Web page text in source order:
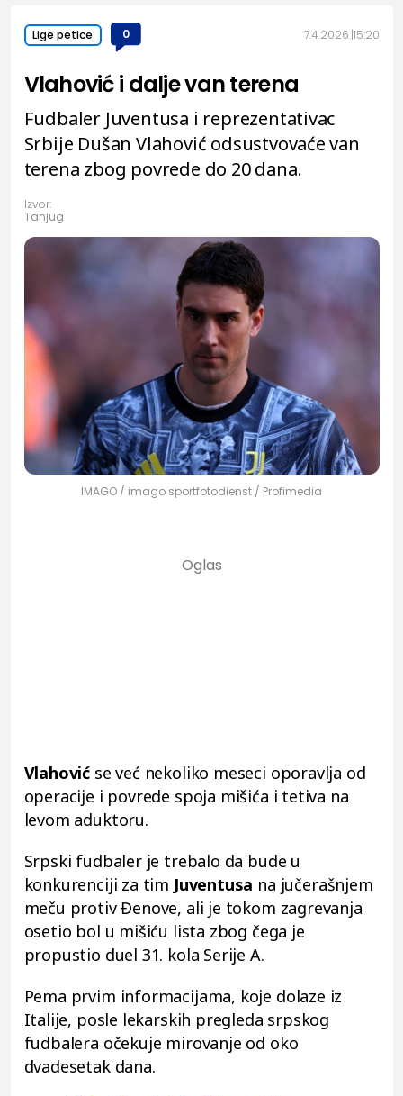
Lige petice 0 7.4.2026. 15:20
Vlahović i dalje van terena
Fudbaler Juventusa i reprezentativac
Srbije Dušan Vlahović odsustvovaće van
terena zbog povrede do 20 dana.
Izvor:
Tanjug
IMAGO / imago sportfotodienst / Profimedia
Vlahović se već nekoliko meseci oporavlja od
operacije i povrede spoja mišića i tetiva na
levom aduktoru.
Srpski fudbaler je trebalo da bude u
konkurenciji za tim Juventusa na jučerašnjem
meču protiv Đenove, ali je tokom zagrevanja
osetio bol u mišiću lista zbog čega je
propustio duel 31. kola Serije A.
Pema prvim informacijama, koje dolaze iz
Italije, posle lekarskih pregleda srpskog
fudbalera očekuje mirovanje od oko
dvadesetak dana.